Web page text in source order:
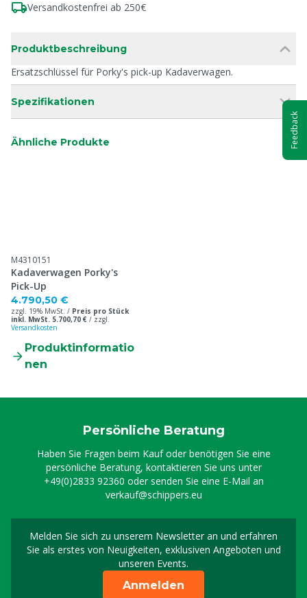
Versandkostenfrei ab 250€
Produktbeschreibung
Ersatzschlüssel für Porky's pick-up Kadaverwagen.
Spezifikationen
Ähnliche Produkte
M4310151
Kadaverwagen Porky's
Pick-Up
4.790,50 €
zzgl. 19% MwSt. / Preis pro Stück
inkl. MwSt. 5.700,70 € / zzgl.
Versandkosten
Produktinformatio
nen
Persönliche Beratung
Haben Sie Fragen beim Kauf oder benötigen Sie eine
persönliche Beratung, kontaktieren Sie uns unter
+49(0)2833 92360 oder senden Sie eine E-Mail an
verkauf@schippers.eu
Melden Sie sich zu unserem Newsletter an und erfahren
Sie als erstes von Neuigkeiten, exklusiven Angeboten und
unseren Events.
Melden Sie sich für
Anmelden
Feedback